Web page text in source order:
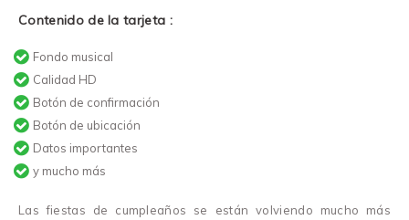
Contenido de la tarjeta :
Fondo musical
Calidad HD
Botón de confirmación
Botón de ubicación
Datos importantes
y mucho más
Las fiestas de cumpleaños se están volviendo mucho más